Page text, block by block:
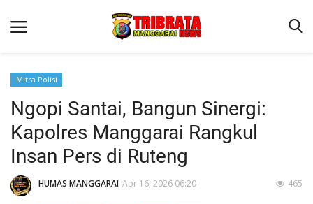
Beranda
Binkam
Kapolres Manggarai Imbau Masyarakat Waspada Cuaca
Kapolres Manggarai Imbau Masyarakat Waspada Cuaca
Mitra Polisi
Ngopi Santai, Bangun Sinergi:
Kapolres Manggarai Rangkul
Insan Pers di Ruteng
HUMAS MANGGARAI Apr 16, 2026 06:20 465